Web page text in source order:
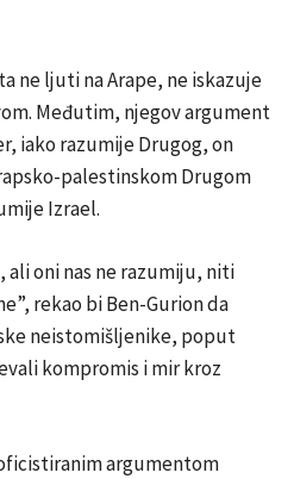
ne ljuti na Arape, ne iskazuje
Međutim, njegov argument
iako razumije Drugog, on
palestinskom Drugom
Izrael.
ali oni nas ne razumiju, niti
rekao bi Ben-Gurion da
neistomišljenike, poput
kompromis i mir kroz
argumentom